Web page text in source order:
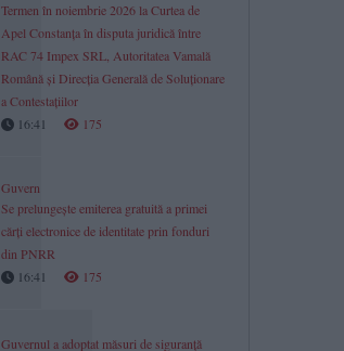
Termen în noiembrie 2026 la Curtea de
Apel Constanța în disputa juridică între
RAC 74 Impex SRL, Autoritatea Vamală
Română și Direcția Generală de Soluționare
a Contestațiilor
16:41
175
Guvern
Se prelungește emiterea gratuită a primei
cărți electronice de identitate prin fonduri
din PNRR
16:41
175
Guvernul a adoptat măsuri de siguranță